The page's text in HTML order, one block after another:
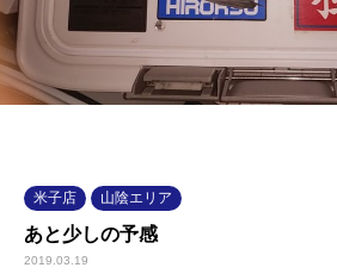
米子店 山陰エリア
あと少しの予感
2019.03.19